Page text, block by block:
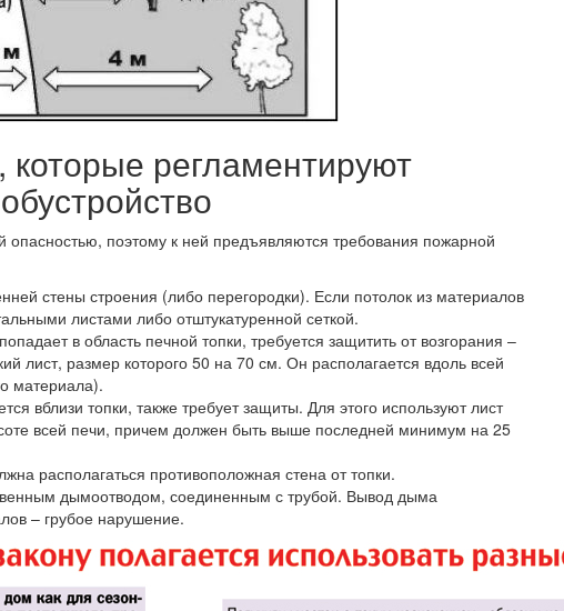
регламентируют
поэтому к ней предъявляются требования пожарной
стены строения (либо перегородки). Если потолок из материалов
листами либо отштукатуренной сеткой.
в область печной топки, требуется защитить от возгорания –
лист, размер которого 50 на 70 см. Он располагается вдоль всей
материала).
вблизи топки, также требует защиты. Для этого используют лист
всей печи, причем должен быть выше последней минимум на 25
располагаться противоположная стена от топки.
дымоотводом, соединенным с трубой. Вывод дыма
– грубое нарушение.